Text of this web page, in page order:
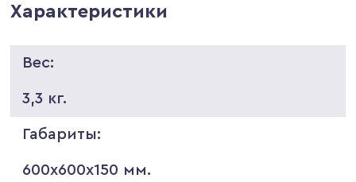
Характеристики
Вес:
3,3 кг.
Габариты:
600х600х150 мм.